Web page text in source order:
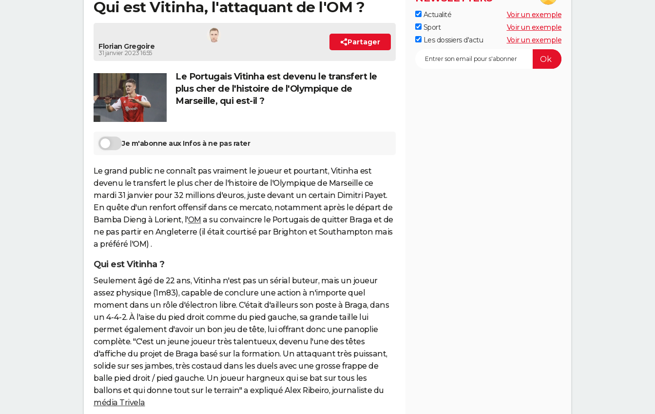
Qui est Vitinha, l'attaquant de l'OM ?
Florian Gregoire
31 janvier 2023 16:55
Partager
Le Portugais Vitinha est devenu le transfert le
plus cher de l'histoire de l'Olympique de
Marseille, qui est-il ?
Je m'abonne aux Infos à ne pas rater
Le grand public ne connaît pas vraiment le joueur et pourtant, Vitinha est
devenu le transfert le plus cher de l'histoire de l'Olympique de Marseille ce
mardi 31 janvier pour 32 millions d'euros, juste devant un certain Dimitri Payet.
En quête d'un renfort offensif dans ce mercato, notamment après le départ de
Bamba Dieng à Lorient, l'OM a su convaincre le Portugais de quitter Braga et de
ne pas partir en Angleterre (il était courtisé par Brighton et Southampton mais
a préféré l'OM) .
Qui est Vitinha ?
Seulement âgé de 22 ans, Vitinha n'est pas un sérial buteur, mais un joueur
assez physique (1m83), capable de conclure une action à n'importe quel
moment dans un rôle d'électron libre. C'était d'ailleurs son poste à Braga, dans
un 4-4-2. À l'aise du pied droit comme du pied gauche, sa grande taille lui
permet également d'avoir un bon jeu de tête, lui offrant donc une panoplie
complète. "C'est un jeune joueur très talentueux, devenu l'une des têtes
d'affiche du projet de Braga basé sur la formation. Un attaquant très puissant,
solide sur ses jambes, très costaud dans les duels avec une grosse frappe de
balle pied droit / pied gauche. Un joueur hargneux qui se bat sur tous les
ballons et qui donne tout sur le terrain" a expliqué Alex Ribeiro, journaliste du
média Trivela
Actualité
Voir un exemple
Sport
Voir un exemple
Les dossiers d'actu
Voir un exemple